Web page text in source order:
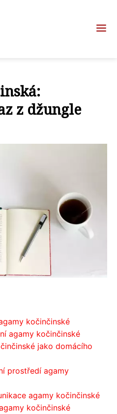
z džungle
kočinčinské
agamy kočinčinské
jako domácího
prostředí agamy
agamy kočinčinské
kočinčinské